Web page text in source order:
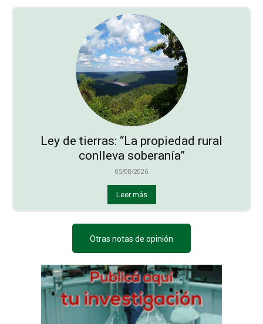
Ley de tierras: “La propiedad rural
conlleva soberanía”
05/08/2026
Leer más
Otras notas de opinión